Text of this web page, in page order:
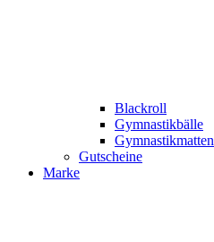
Blackroll
Gymnastikbälle
Gymnastikmatten
Gutscheine
Marke